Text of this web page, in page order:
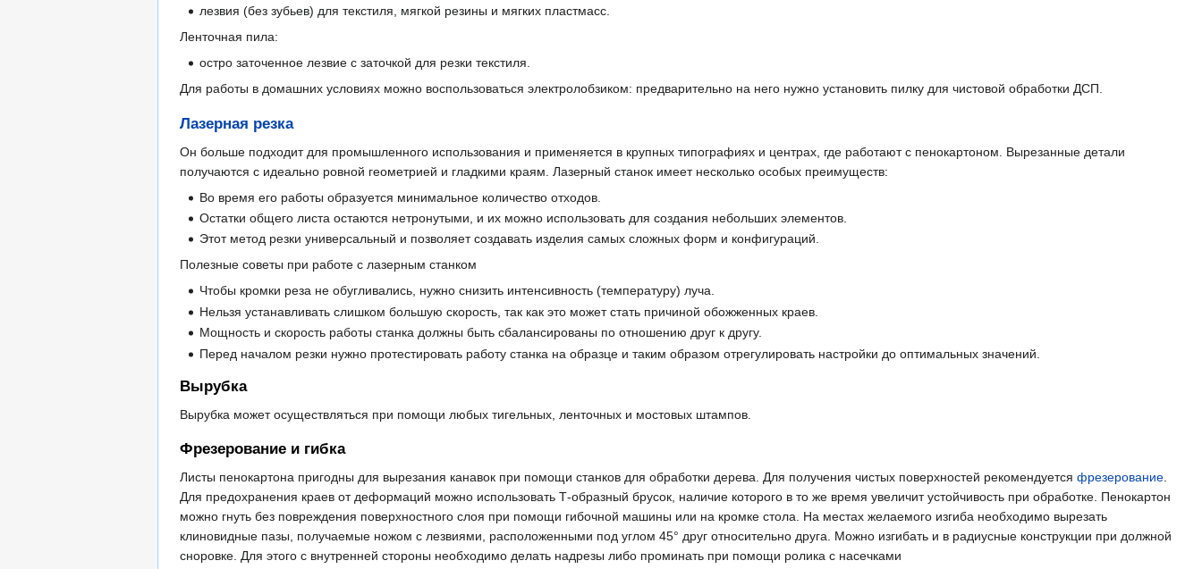
лезвия (без зубьев) для текстиля, мягкой резины и мягких пластмасс.
Ленточная пила:
остро заточенное лезвие с заточкой для резки текстиля.
Для работы в домашних условиях можно воспользоваться электролобзиком: предварительно на него нужно установить пилку для чистовой обработки ДСП.
Лазерная резка
Он больше подходит для промышленного использования и применяется в крупных типографиях и центрах, где работают с пенокартоном. Вырезанные детали
получаются с идеально ровной геометрией и гладкими краям. Лазерный станок имеет несколько особых преимуществ:
Во время его работы образуется минимальное количество отходов.
Остатки общего листа остаются нетронутыми, и их можно использовать для создания небольших элементов.
Этот метод резки универсальный и позволяет создавать изделия самых сложных форм и конфигураций.
Полезные советы при работе с лазерным станком
Чтобы кромки реза не обугливались, нужно снизить интенсивность (температуру) луча.
Нельзя устанавливать слишком большую скорость, так как это может стать причиной обожженных краев.
Мощность и скорость работы станка должны быть сбалансированы по отношению друг к другу.
Перед началом резки нужно протестировать работу станка на образце и таким образом отрегулировать настройки до оптимальных значений.
Вырубка
Вырубка может осуществляться при помощи любых тигельных, ленточных и мостовых штампов.
Фрезерование и гибка
Листы пенокартона пригодны для вырезания канавок при помощи станков для обработки дерева. Для получения чистых поверхностей рекомендуется фрезерование.
Для предохранения краев от деформаций можно использовать Т-образный брусок, наличие которого в то же время увеличит устойчивость при обработке. Пенокартон
можно гнуть без повреждения поверхностного слоя при помощи гибочной машины или на кромке стола. На местах желаемого изгиба необходимо вырезать
клиновидные пазы, получаемые ножом с лезвиями, расположенными под углом 45° друг относительно друга. Можно изгибать и в радиусные конструкции при должной
сноровке. Для этого с внутренней стороны необходимо делать надрезы либо проминать при помощи ролика с насечками